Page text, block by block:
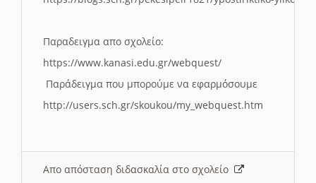
Παραδειγμα απο σχολείο:
https://www.kanasi.edu.gr/webquest/
Παράδειγμα που μπορούμε να εφαρμόσουμε
http://users.sch.gr/skoukou/my_webquest.htm
Απο απόσταση διδασκαλία στο σχολείο